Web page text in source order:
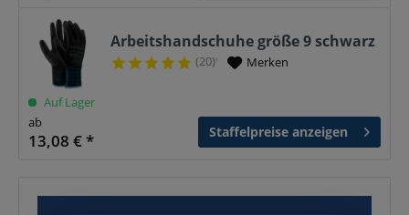
Arbeitshandschuhe größe 9 schwarz
(20)¹ Merken
Auf Lager
ab
13,08 € * Staffelpreise anzeigen